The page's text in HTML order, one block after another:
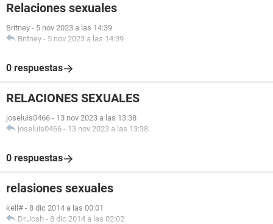
Relaciones sexuales
Britney - 5 nov 2023 a las 14:39
Britney - 5 nov 2023 a las 14:39
0 respuestas
RELACIONES SEXUALES
joseluis0466 - 13 nov 2023 a las 13:38
joseluis0466 - 13 nov 2023 a las 13:38
0 respuestas
relasiones sexuales
kell# - 8 dic 2014 a las 00:01
Dr.Josh - 8 dic 2014 a las 02:02